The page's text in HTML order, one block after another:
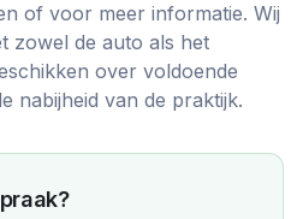
of voor meer informatie. Wij
zowel de auto als het
over voldoende
nabijheid van de praktijk.